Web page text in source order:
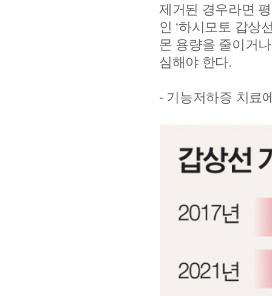
제거된 경우라면
인 ‘하시모토 갑상
몬 용량을 줄이거
심해야 한다.
- 기능저하증 치료